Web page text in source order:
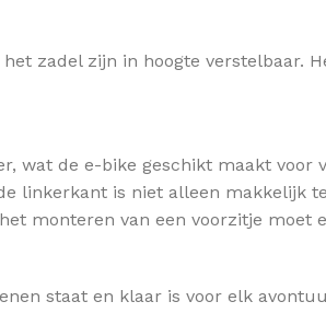
zadel zijn in hoogte verstelbaar.
wat de e-bike geschikt maakt voor
linkerkant is niet alleen makkelijk
monteren van een voorzitje moet
staat en klaar is voor elk